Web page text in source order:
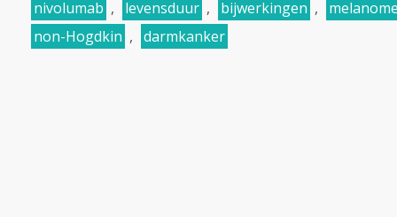
nivolumab , levensduur , bijwerkingen ,
non-Hogdkin , darmkanker